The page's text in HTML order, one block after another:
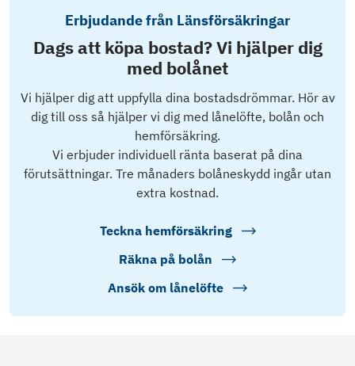
Erbjudande från Länsförsäkringar
Dags att köpa bostad? Vi hjälper dig
med bolånet
Vi hjälper dig att uppfylla dina bostadsdrömmar. Hör av
dig till oss så hjälper vi dig med lånelöfte, bolån och
hemförsäkring.
Vi erbjuder individuell ränta baserat på dina
förutsättningar. Tre månaders bolåneskydd ingår utan
extra kostnad.
Teckna hemförsäkring
Räkna på bolån
Ansök om lånelöfte